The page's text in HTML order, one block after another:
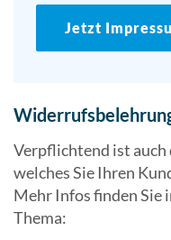
Jetzt
Verpflichtend ist
welches Sie Ihren
Mehr Infos finden Sie
Thema: